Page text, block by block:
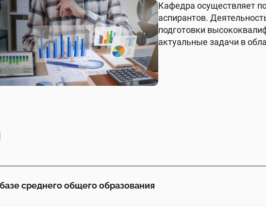
Кафедра осуществляет
аспирантов.
подготовки
актуальные задачи в
среднего общего образования